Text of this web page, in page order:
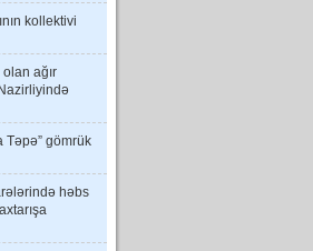
kollektivi
ağır
Təpə” gömrük
həbs